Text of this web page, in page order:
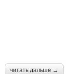
читать дальше →